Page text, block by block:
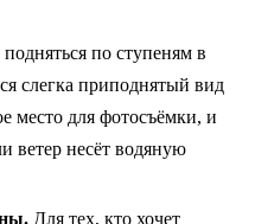
по ступеням в
слегка приподнятый вид
место для фотосъёмки, и
ветер несёт водяную
Для тех, кто хочет